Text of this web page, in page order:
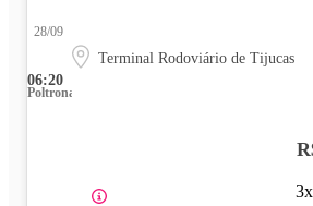
06:20
28/09
Terminal Rodoviário de Tijucas
Poltrona